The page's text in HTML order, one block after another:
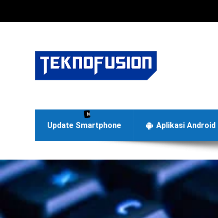
Update Smartphone
Menyajikan berita terbaru di dunia teknologi
Aplikasi Android